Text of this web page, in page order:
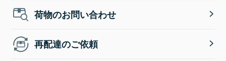
荷物のお問い合わせ
再配達のご依頼